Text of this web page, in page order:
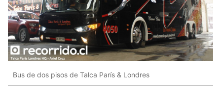
Bus de dos pisos de Talca París & Londres